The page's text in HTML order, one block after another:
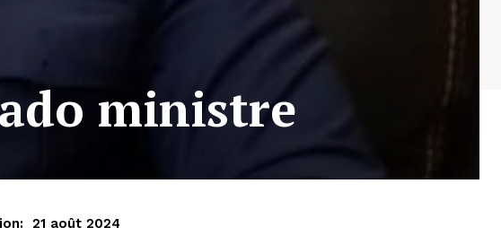
ministre
21 août 2024